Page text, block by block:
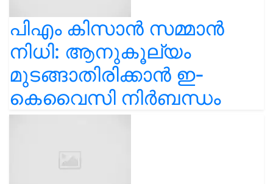
പിഎം കിസാൻ സമ്മാൻ
നിധി: ആനുകൂല്യം
മുടങ്ങാതിരിക്കാൻ ഇ-
കെവൈസി നിർബന്ധം